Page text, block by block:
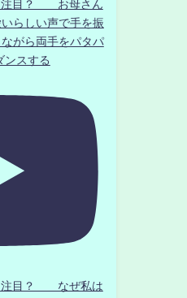
注目？ お母さん
らしい声で手を振
がら両手をパタパ
スする
注目？ なぜ私は